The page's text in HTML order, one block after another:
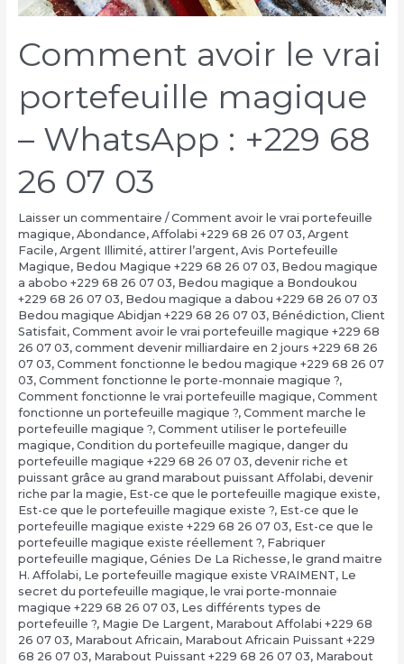
Comment avoir le vrai
portefeuille magique
– WhatsApp : +229 68
26 07 03
Laisser un commentaire /Comment avoir le vrai portefeuille
magique, Abondance, Affolabi +229 68 26 07 03, Argent
Facile, Argent Illimité, attirer l’argent, Avis Portefeuille
Magique, Bedou Magique +229 68 26 07 03, Bedou magique
a abobo +229 68 26 07 03, Bedou magique a Bondoukou
+229 68 26 07 03, Bedou magique a dabou +229 68 26 07 03
Bedou magique Abidjan +229 68 26 07 03, Bénédiction, Client
Satisfait, Comment avoir le vrai portefeuille magique +229 68
26 07 03, comment devenir milliardaire en 2 jours +229 68 26
07 03, Comment fonctionne le bedou magique +229 68 26 07
03, Comment fonctionne le porte-monnaie magique ?,
Comment fonctionne le vrai portefeuille magique, Comment
fonctionne un portefeuille magique ?, Comment marche le
portefeuille magique ?, Comment utiliser le portefeuille
magique, Condition du portefeuille magique, danger du
portefeuille magique +229 68 26 07 03, devenir riche et
puissant grâce au grand marabout puissant Affolabi, devenir
riche par la magie, Est-ce que le portefeuille magique existe,
Est-ce que le portefeuille magique existe ?, Est-ce que le
portefeuille magique existe +229 68 26 07 03, Est-ce que le
portefeuille magique existe réellement ?, Fabriquer
portefeuille magique, Génies De La Richesse, le grand maitre
H. Affolabi, Le portefeuille magique existe VRAIMENT, Le
secret du portefeuille magique, le vrai porte-monnaie
magique +229 68 26 07 03, Les différents types de
portefeuille ?, Magie De Largent, Marabout Affolabi +229 68
26 07 03, Marabout Africain, Marabout Africain Puissant +229
68 26 07 03, Marabout Puissant +229 68 26 07 03, Marabout